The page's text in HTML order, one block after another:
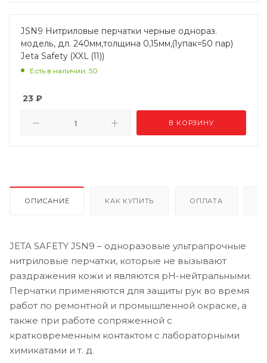
JSN9 Нитриловые перчатки черные однораз.
модель, дл. 240мм,толщина 0,15мм,(1упак=50 пар)
Jeta Safety (XXL (11))
Есть в наличии: 50
23 ₽
В КОРЗИНУ
ОПИСАНИЕ КАК КУПИТЬ ОПЛАТА
JETA SAFETY JSN9 – одноразовые ультрапрочные
нитриловые перчатки, которые не вызывают
раздражения кожи и являются pH-нейтральными.
Перчатки применяются для защиты рук во время
работ по ремонтной и промышленной окраске, а
также при работе сопряженной с
кратковременным контактом с лабораторными
химикатами и т. д.